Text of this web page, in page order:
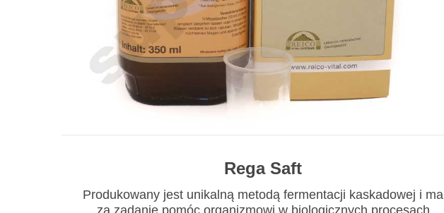
Rega Saft
Produkowany jest unikalną metodą fermentacji kaskadowej i ma